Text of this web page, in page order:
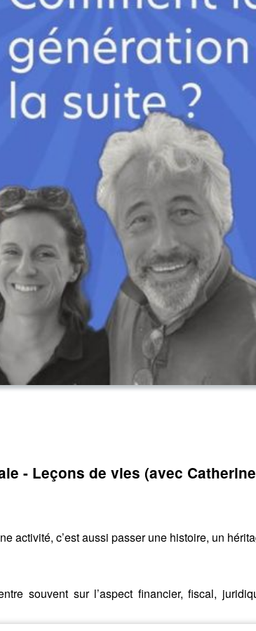
- Leçons de vies (avec
activité, c’est aussi passer une histoire, un
souvent sur l’aspect financier, fiscal,